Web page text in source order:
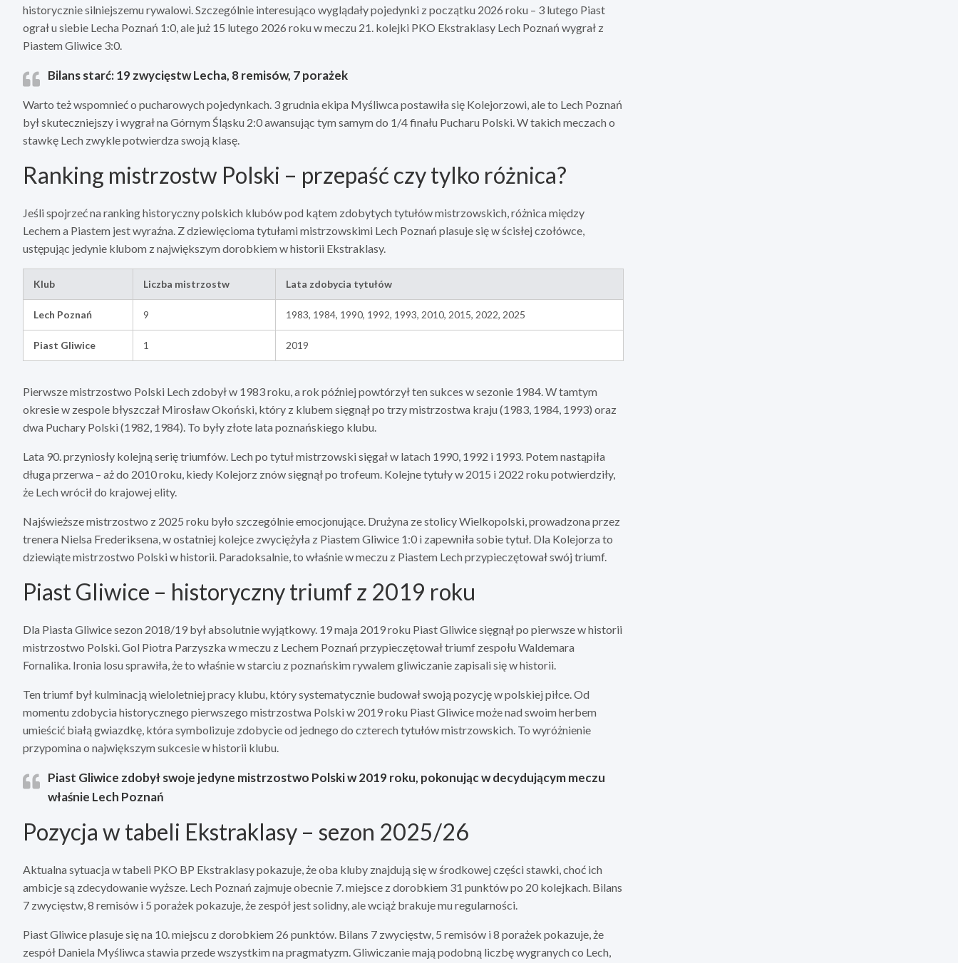
historycznie silniejszemu rywalowi. Szczególnie interesująco wyglądały pojedynki z początku 2026 roku – 3 lutego Piast
ograł u siebie Lecha Poznań 1:0, ale już 15 lutego 2026 roku w meczu 21. kolejki PKO Ekstraklasy Lech Poznań wygrał z
Piastem Gliwice 3:0.
Bilans starć: 19 zwycięstw Lecha, 8 remisów, 7 porażek
Warto też wspomnieć o pucharowych pojedynkach. 3 grudnia ekipa Myśliwca postawiła się Kolejorzowi, ale to Lech Poznań
był skuteczniejszy i wygrał na Górnym Śląsku 2:0 awansując tym samym do 1/4 finału Pucharu Polski. W takich meczach o
stawkę Lech zwykle potwierdza swoją klasę.
Ranking mistrzostw Polski – przepaść czy tylko różnica?
Jeśli spojrzeć na ranking historyczny polskich klubów pod kątem zdobytych tytułów mistrzowskich, różnica między
Lechem a Piastem jest wyraźna. Z dziewięcioma tytułami mistrzowskimi Lech Poznań plasuje się w ścisłej czołówce,
ustępując jedynie klubom z największym dorobkiem w historii Ekstraklasy.
Klub Liczba mistrzostw Lata zdobycia tytułów
Lech Poznań 9 1983, 1984, 1990, 1992, 1993, 2010, 2015, 2022, 2025
Piast Gliwice 1 2019
Pierwsze mistrzostwo Polski Lech zdobył w 1983 roku, a rok później powtórzył ten sukces w sezonie 1984. W tamtym
okresie w zespole błyszczał Mirosław Okoński, który z klubem sięgnął po trzy mistrzostwa kraju (1983, 1984, 1993) oraz
dwa Puchary Polski (1982, 1984). To były złote lata poznańskiego klubu.
Lata 90. przyniosły kolejną serię triumfów. Lech po tytuł mistrzowski sięgał w latach 1990, 1992 i 1993. Potem nastąpiła
długa przerwa – aż do 2010 roku, kiedy Kolejorz znów sięgnął po trofeum. Kolejne tytuły w 2015 i 2022 roku potwierdziły,
że Lech wrócił do krajowej elity.
Najświeższe mistrzostwo z 2025 roku było szczególnie emocjonujące. Drużyna ze stolicy Wielkopolski, prowadzona przez
trenera Nielsa Frederiksena, w ostatniej kolejce zwyciężyła z Piastem Gliwice 1:0 i zapewniła sobie tytuł. Dla Kolejorza to
dziewiąte mistrzostwo Polski w historii. Paradoksalnie, to właśnie w meczu z Piastem Lech przypieczętował swój triumf.
Piast Gliwice – historyczny triumf z 2019 roku
Dla Piasta Gliwice sezon 2018/19 był absolutnie wyjątkowy. 19 maja 2019 roku Piast Gliwice sięgnął po pierwsze w historii
mistrzostwo Polski. Gol Piotra Parzyszka w meczu z Lechem Poznań przypieczętował triumf zespołu Waldemara
Fornalika. Ironia losu sprawiła, że to właśnie w starciu z poznańskim rywalem gliwiczanie zapisali się w historii.
Ten triumf był kulminacją wieloletniej pracy klubu, który systematycznie budował swoją pozycję w polskiej piłce. Od
momentu zdobycia historycznego pierwszego mistrzostwa Polski w 2019 roku Piast Gliwice może nad swoim herbem
umieścić białą gwiazdkę, która symbolizuje zdobycie od jednego do czterech tytułów mistrzowskich. To wyróżnienie
przypomina o największym sukcesie w historii klubu.
Piast Gliwice zdobył swoje jedyne mistrzostwo Polski w 2019 roku, pokonując w decydującym meczu
właśnie Lech Poznań
Pozycja w tabeli Ekstraklasy – sezon 2025/26
Aktualna sytuacja w tabeli PKO BP Ekstraklasy pokazuje, że oba kluby znajdują się w środkowej części stawki, choć ich
ambicje są zdecydowanie wyższe. Lech Poznań zajmuje obecnie 7. miejsce z dorobkiem 31 punktów po 20 kolejkach. Bilans
7 zwycięstw, 8 remisów i 5 porażek pokazuje, że zespół jest solidny, ale wciąż brakuje mu regularności.
Piast Gliwice plasuje się na 10. miejscu z dorobkiem 26 punktów. Bilans 7 zwycięstw, 5 remisów i 8 porażek pokazuje, że
zespół Daniela Myśliwca stawia przede wszystkim na pragmatyzm. Gliwiczanie mają podobną liczbę wygranych co Lech,